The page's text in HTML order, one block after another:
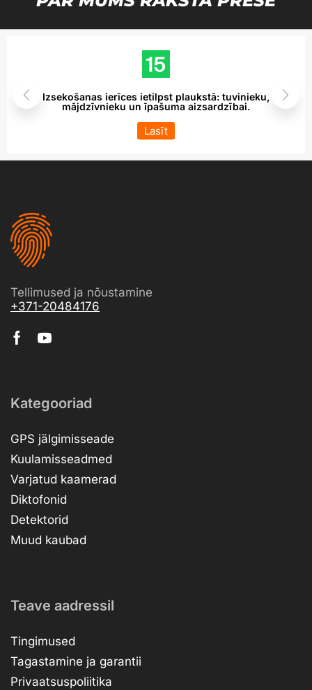
Izsekošanas ierīces ietilpst plaukstā: tuvinieku,
mājdzīvnieku un īpašuma aizsardzībai.
Lasīt
Tellimused ja nõustamine
+371-20484176
Kategooriad
GPS jälgimisseade
Kuulamisseadmed
Varjatud kaamerad
Diktofonid
Detektorid
Muud kaubad
Teave aadressil
Tingimused
Tagastamine ja garantii
Privaatsuspoliitika